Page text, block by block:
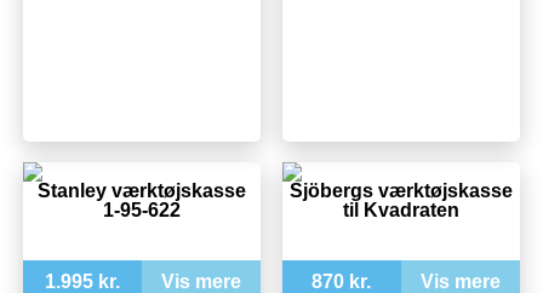
Stanley værktøjskasse
1-95-622
1.995 kr. Vis mere
Sjöbergs værktøjskasse
til Kvadraten
870 kr. Vis mere